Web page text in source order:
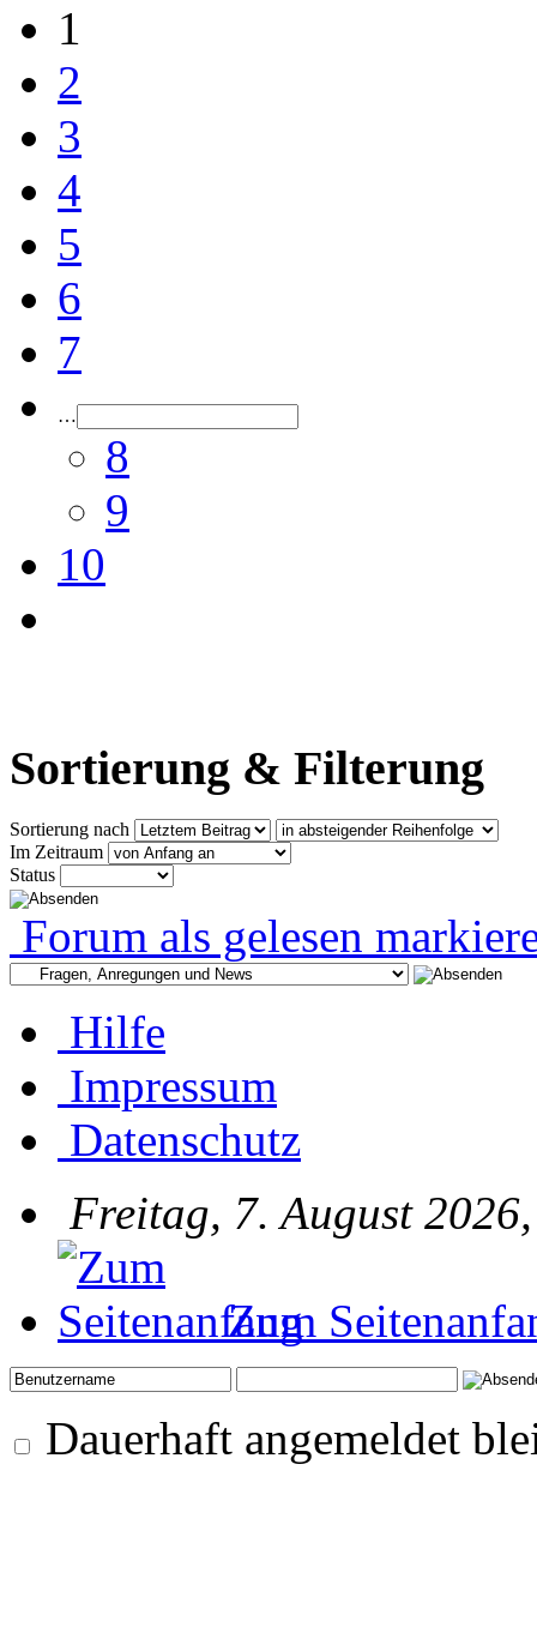
1
2
3
4
5
6
7
…
8
9
10
Sortierung & Filterung
Sortierung nach
Im Zeitraum
Status
Forum als gelesen
Hilfe
Impressum
Datenschutz
Freitag, 7. August
Zum
Dauerhaft angemeldet